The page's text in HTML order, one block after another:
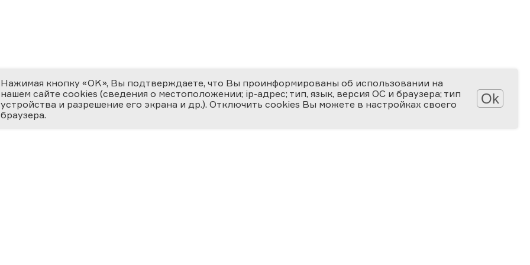
Нажимая кнопку «OK», Вы подтверждаете, что Вы проинформированы об использовании на
нашем сайте cookies (сведения о местоположении; ip-адрес; тип, язык, версия ОС и браузера; тип
устройства и разрешение его экрана и др.). Отключить cookies Вы можете в настройках своего
браузера.
Ok